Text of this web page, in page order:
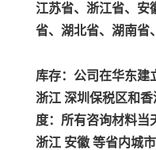
江苏省、浙江省、安
省、湖北省、湖南省
库存：公司在华东建
浙江 深圳保税区和
度：所有咨询材料当
浙江 安徽 等省内城